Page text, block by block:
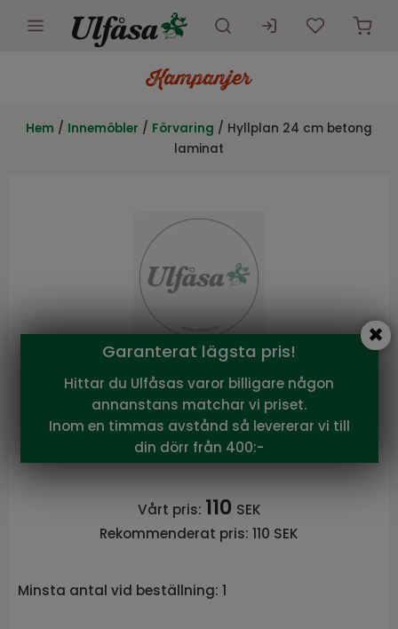
Innemöbler
Kampanjer
Hem / Innemöbler / Förvaring / Hyllplan 24 cm betong
laminat
Torkelson
Hyllplan 24 cm betong laminat
(Utgången)
Serie STEEL från Torkelson
Vårt pris: 110 SEK
Rekommenderat pris: 110 SEK
Minsta antal vid beställning: 1
Garanterat lägsta pris!
Hittar du Ulfåsas varor billigare någon
annanstans matchar vi priset.
Inom en timmas avstånd så levererar vi till
din dörr från 400:-